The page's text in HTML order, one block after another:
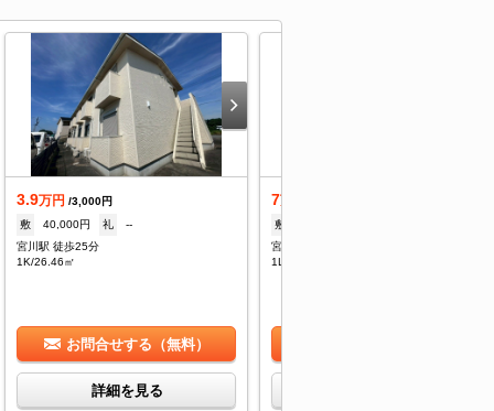
3.9万円 /3,000円
敷
40,000円 礼
--
宮川駅 徒歩25分
1K/26.46㎡
お問合せする（無料）
詳細を見る
7
敷
宮川駅 徒歩20分
1LDK/50.01㎡